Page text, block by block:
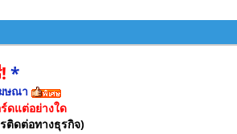
*
ษณา
ดแต่อย่างใด
ติดต่อทางธุรกิจ)